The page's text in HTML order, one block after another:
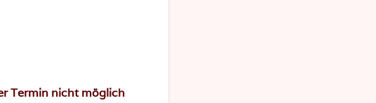
Termin nicht möglich